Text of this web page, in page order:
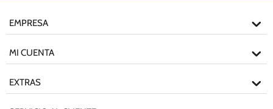
EMPRESA
MI CUENTA
EXTRAS